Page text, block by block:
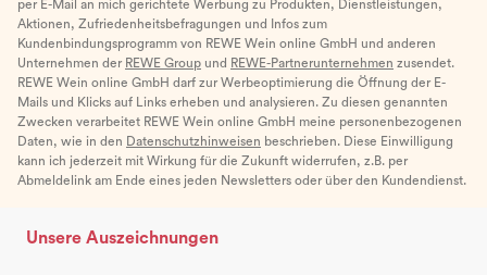
per E-Mail an mich gerichtete Werbung zu Produkten, Dienstleistungen,
Aktionen, Zufriedenheitsbefragungen und Infos zum
Kundenbindungsprogramm von REWE Wein online GmbH und anderen
Unternehmen der REWE Group und REWE-Partnerunternehmen zusendet.
REWE Wein online GmbH darf zur Werbeoptimierung die Öffnung der E-
Mails und Klicks auf Links erheben und analysieren. Zu diesen genannten
Zwecken verarbeitet REWE Wein online GmbH meine personenbezogenen
Daten, wie in den Datenschutzhinweisen beschrieben. Diese Einwilligung
kann ich jederzeit mit Wirkung für die Zukunft widerrufen, z.B. per
Abmeldelink am Ende eines jeden Newsletters oder über den Kundendienst.
Unsere Auszeichnungen